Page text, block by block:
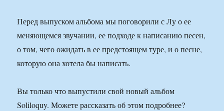
Перед выпуском альбома мы поговорили с Лу о ее
меняющемся звучании, ее подходе к написанию песен,
о том, чего ожидать в ее предстоящем туре, и о песне,
которую она хотела бы написать.
Вы только что выпустили свой новый альбом
Soliloquy. Можете рассказать об этом подробнее?